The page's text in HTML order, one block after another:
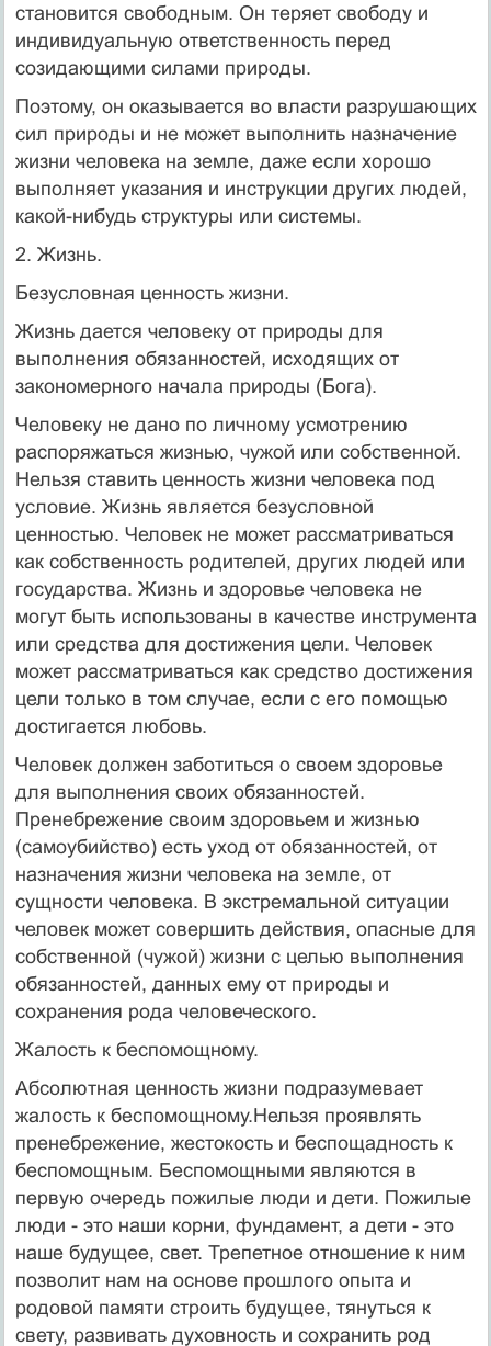
становится свободным. Он теряет свободу и
индивидуальную ответственность перед
созидающими силами природы.
Поэтому, он оказывается во власти разрушающих
сил природы и не может выполнить назначение
жизни человека на земле, даже если хорошо
выполняет указания и инструкции других людей,
какой-нибудь структуры или системы.
2. Жизнь.
Безусловная ценность жизни.
Жизнь дается человеку от природы для
выполнения обязанностей, исходящих от
закономерного начала природы (Бога).
Человеку не дано по личному усмотрению
распоряжаться жизнью, чужой или собственной.
Нельзя ставить ценность жизни человека под
условие. Жизнь является безусловной
ценностью. Человек не может рассматриваться
как собственность родителей, других людей или
государства. Жизнь и здоровье человека не
могут быть использованы в качестве инструмента
или средства для достижения цели. Человек
может рассматриваться как средство достижения
цели только в том случае, если с его помощью
достигается любовь.
Человек должен заботиться о своем здоровье
для выполнения своих обязанностей.
Пренебрежение своим здоровьем и жизнью
(самоубийство) есть уход от обязанностей, от
назначения жизни человека на земле, от
сущности человека. В экстремальной ситуации
человек может совершить действия, опасные для
собственной (чужой) жизни с целью выполнения
обязанностей, данных ему от природы и
сохранения рода человеческого.
Жалость к беспомощному.
Абсолютная ценность жизни подразумевает
жалость к беспомощному.Нельзя проявлять
пренебрежение, жестокость и беспощадность к
беспомощным. Беспомощными являются в
первую очередь пожилые люди и дети. Пожилые
люди - это наши корни, фундамент, а дети - это
наше будущее, свет. Трепетное отношение к ним
позволит нам на основе прошлого опыта и
родовой памяти строить будущее, тянуться к
свету, развивать духовность и сохранить род